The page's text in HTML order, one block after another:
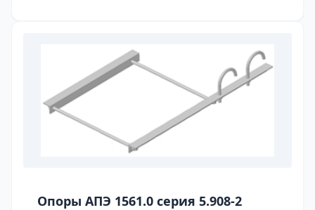
Опоры АПЭ 1561.0 серия 5.908-2